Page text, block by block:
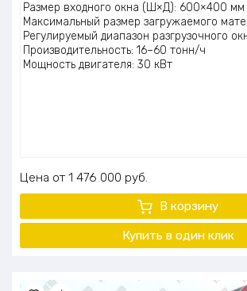
Размер входного окна (Ш×Д): 600×400 мм
Максимальный размер загружаемого
Регулируемый диапазон разгрузочного
Производительность: 16–60 тонн/ч
Мощность двигателя: 30 кВт
Цена 1 476 000 руб.
В корзину
Купить в один клик